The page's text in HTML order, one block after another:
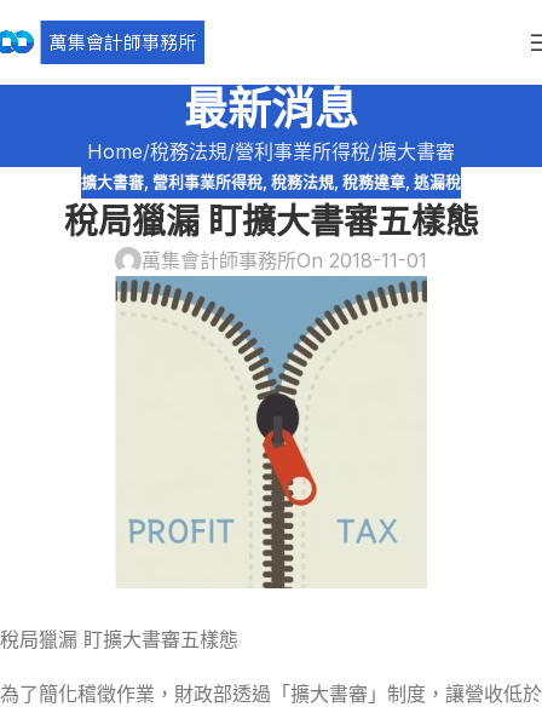
最新消息
Home 稅務法規 營利事業所得稅 擴大書審
擴大書審, 營利事業所得稅, 稅務法規, 稅務違章, 逃漏稅
稅局獵漏 盯擴大書審五樣態
萬集會計師事務所On 2018-11-01
稅局獵漏 盯擴大書審五樣態
為了簡化稽徵作業，財政部透過「擴大書審」制度，讓營收低於